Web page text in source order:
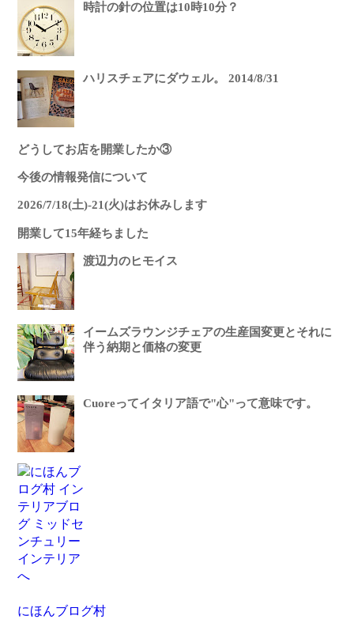
時計の針の位置は10時10分？
ハリスチェアにダウェル。 2014/8/31
どうしてお店を開業したか③
今後の情報発信について
2026/7/18(土)-21(火)はお休みします
開業して15年経ちました
渡辺力のヒモイス
イームズラウンジチェアの生産国変更とそれに
伴う納期と価格の変更
Cuoreってイタリア語で"心"って意味です。
にほんブログ村